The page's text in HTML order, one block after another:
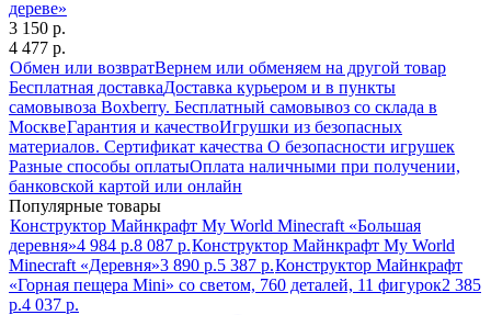
дереве»
3 150 р.
4 477 р.
Обмен или возвратВернем или обменяем на другой товар
Бесплатная доставкаДоставка курьером и в пункты
самовывоза Boxberry. Бесплатный самовывоз со склада в
МосквеГарантия и качествоИгрушки из безопасных
материалов. Сертификат качества О безопасности игрушек
Разные способы оплатыОплата наличными при получении,
банковской картой или онлайн
Популярные товары
Конструктор Майнкрафт My World Minecraft «Большая
деревня»4 984 р.8 087 р.Конструктор Майнкрафт My World
Minecraft «Деревня»3 890 р.5 387 р.Конструктор Майнкрафт
«Горная пещера Mini» со светом, 760 деталей, 11 фигурок2 385
р.4 037 р.